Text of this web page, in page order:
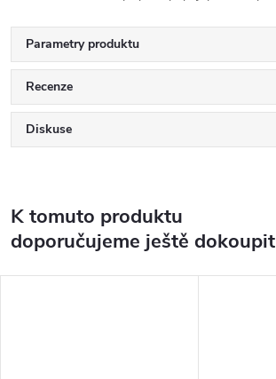
Parametry produktu
Recenze
Diskuse
K tomuto produktu
doporučujeme ještě dokoupit